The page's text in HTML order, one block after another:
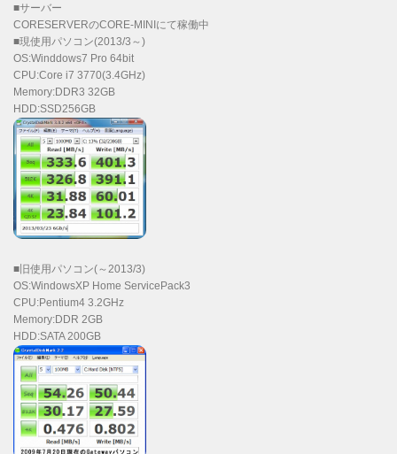
■サーバー
CORESERVERのCORE-MINIにて稼働中
■現使用パソコン(2013/3～)
OS:Winddows7 Pro 64bit
CPU:Core i7 3770(3.4GHz)
Memory:DDR3 32GB
HDD:SSD256GB
■旧使用パソコン(～2013/3)
OS:WindowsXP Home ServicePack3
CPU:Pentium4 3.2GHz
Memory:DDR 2GB
HDD:SATA 200GB